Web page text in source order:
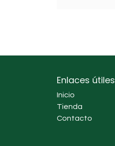
Enlaces útiles
Inicio
Tienda
Contacto